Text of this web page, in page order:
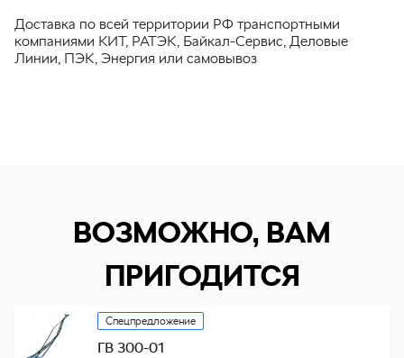
Доставка по всей территории РФ транспортными
компаниями КИТ, РАТЭК, Байкал-Сервис, Деловые
Линии, ПЭК, Энергия или самовывоз
ВОЗМОЖНО, ВАМ
ПРИГОДИТСЯ
Спецпредложение
ГВ 300-01